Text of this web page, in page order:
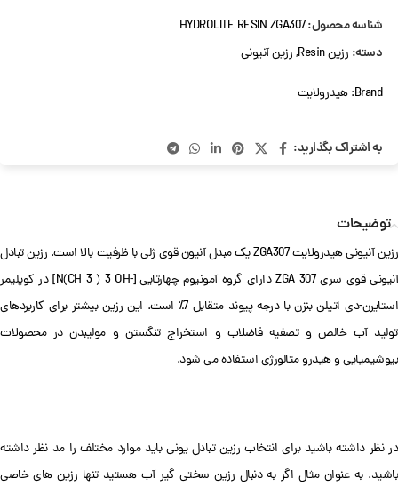
شناسه محصول:HYDROLITE RESIN ZGA307
دسته: رزین Resin ,رزین آنیونی
Brand: هیدرولایت
به اشتراک بگذارید:
توضیحات
رزین آنیونی هیدرولایت ZGA307 یک مبدل آنیون قوی ژلی با ظرفیت بالا است. رزین تبادل
آنیونی قوی سری ZGA 307 دارای گروه آمونیوم چهارتایی [-N(CH 3 ) 3 OH] در کوپلیمر
استایرن-دی اتیلن بنزن با درجه پیوند متقابل 7٪ است. این رزین بیشتر برای کاربردهای
تولید آب خالص و تصفیه فاضلاب و استخراج تنگستن و مولیبدن در محصولات
بیوشیمیایی و هیدرو متالورژی استفاده می شود.
در نظر داشته باشید برای انتخاب رزین تبادل یونی باید موارد مختلف را مد نظر داشته
باشید. به عنوان مثال اگر به دنبال رزین سختی گیر آب هستید تنها رزین های خاصی